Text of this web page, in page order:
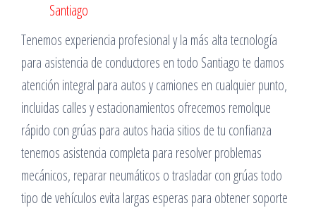
Santiago
Tenemos experiencia profesional y la más alta tecnología
para asistencia de conductores en todo Santiago te damos
atención integral para autos y camiones en cualquier punto,
incluidas calles y estacionamientos ofrecemos remolque
rápido con grúas para autos hacia sitios de tu confianza
tenemos asistencia completa para resolver problemas
mecánicos, reparar neumáticos o trasladar con grúas todo
tipo de vehículos evita largas esperas para obtener soporte